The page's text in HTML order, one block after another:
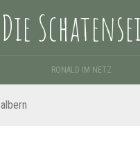
Die
RONALD IM NETZ
albern